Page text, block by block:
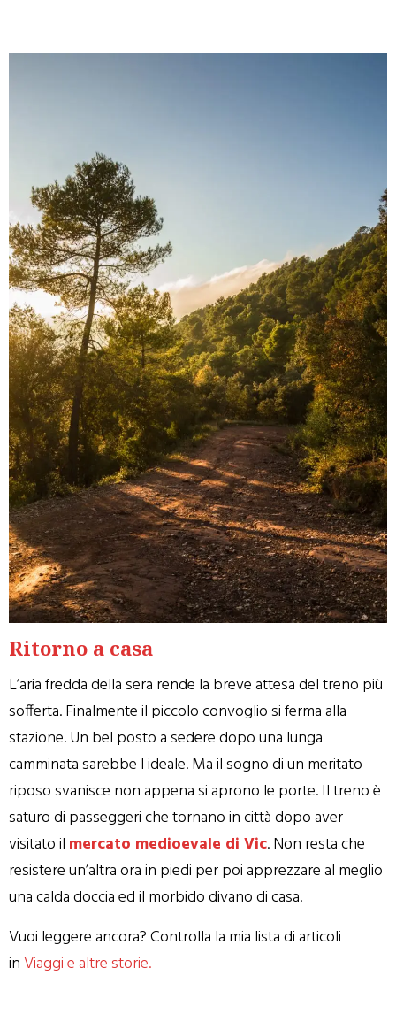
Ritorno a casa
L’aria fredda della sera rende la breve attesa del treno più
sofferta. Finalmente il piccolo convoglio si ferma alla
stazione. Un bel posto a sedere dopo una lunga
camminata sarebbe l ideale. Ma il sogno di un meritato
riposo svanisce non appena si aprono le porte. Il treno è
saturo di passeggeri che tornano in città dopo aver
visitato il mercato medioevale di Vic. Non resta che
resistere un’altra ora in piedi per poi apprezzare al meglio
una calda doccia ed il morbido divano di casa.
Vuoi leggere ancora? Controlla la mia lista di articoli
inViaggi e altre storie.